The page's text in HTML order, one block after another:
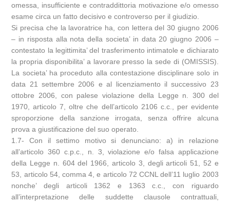
omessa, insufficiente e contraddittoria motivazione e/o omesso
esame circa un fatto decisivo e controverso per il giudizio.
Si precisa che la lavoratrice ha, con lettera del 30 giugno 2006
– in risposta alla nota della societa’ in data 20 giugno 2006 –
contestato la legittimita’ del trasferimento intimatole e dichiarato
la propria disponibilita’ a lavorare presso la sede di (OMISSIS).
La societa’ ha proceduto alla contestazione disciplinare solo in
data 21 settembre 2006 e al licenziamento il successivo 23
ottobre 2006, con palese violazione della Legge n. 300 del
1970, articolo 7, oltre che dell’articolo 2106 c.c., per evidente
sproporzione della sanzione irrogata, senza offrire alcuna
prova a giustificazione del suo operato.
1.7- Con il settimo motivo si denunciano: a) in relazione
all’articolo 360 c.p.c., n. 3, violazione e/o falsa applicazione
della Legge n. 604 del 1966, articolo 3, degli articoli 51, 52 e
53, articolo 54, comma 4, e articolo 72 CCNL dell’11 luglio 2003
nonche’ degli articoli 1362 e 1363 c.c., con riguardo
all’interpretazione delle suddette clausole contrattuali,